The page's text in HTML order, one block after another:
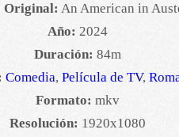
Original: An American in
Año: 2024
Duración: 84m
Comedia, Película de TV,
Formato: mkv
Resolución: 1920x1080